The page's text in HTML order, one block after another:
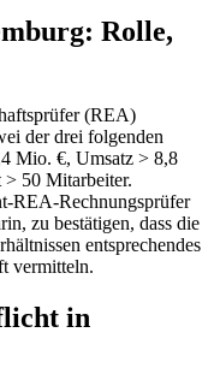
Rolle,
(REA)
der drei folgenden
Mio. €, Umsatz > 8,8
50 Mitarbeiter.
REA-Rechnungsprüfer
zu bestätigen, dass die
entsprechendes
vermitteln.
in